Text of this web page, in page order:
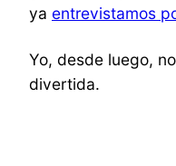
ya entrevistamos
Yo, desde luego,
divertida.